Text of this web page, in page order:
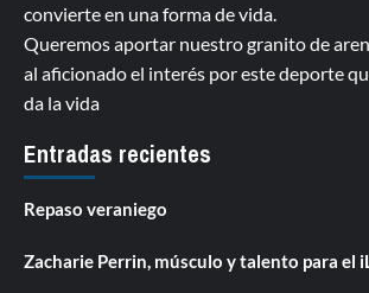
convierte en una forma de vida.
Queremos aportar nuestro granito de
al aficionado el interés por este deporte
da la vida
Entradas recientes
Repaso veraniego
Zacharie Perrin, músculo y talento para el